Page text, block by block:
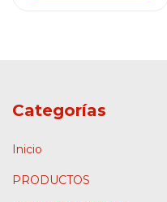
Categorías
Inicio
PRODUCTOS